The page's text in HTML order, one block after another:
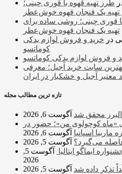
طرز تهیه قهوه با قوری چینی؛
یک فنجان قهوه خوش‌عطر
قوری چینی؛ روشی ساده برای
تهیه یک فنجان قهوه خوش‌عطر
در خرید و فروش لوازم یدکی
کوماتسو
و فروش لوازم یدکی کوماتسو
سایت خرید آجیل؛ معرفی
تازه ترین مطالب مجله
آگوست 6, 2026
«ماه کوچولوی من»؛ حضور در
ماربیا اسپانیا آگوست 6, 2026
می‌گیرد؟ آگوست 5, 2026
ایماگو ایتالیا
آگوست 5,
2026
تذکر داده شد آگوست 5, 2026